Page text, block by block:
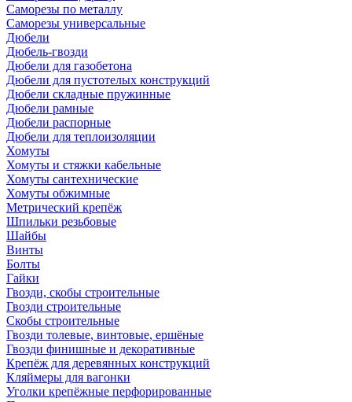
Саморезы по металлу
Саморезы универсальные
Дюбели
Дюбель-гвозди
Дюбели для газобетона
Дюбели для пустотелых конструкций
Дюбели складные пружинные
Дюбели рамные
Дюбели распорные
Дюбели для теплоизоляции
Хомуты
Хомуты и стяжки кабельные
Хомуты сантехнические
Хомуты обжимные
Метрический крепёж
Шпильки резьбовые
Шайбы
Винты
Болты
Гайки
Гвозди, скобы строительные
Гвозди строительные
Скобы строительные
Гвозди толевые, винтовые, ершёные
Гвозди финишные и декоративные
Крепёж для деревянных конструкций
Кляймеры для вагонки
Уголки крепёжные перфорированные